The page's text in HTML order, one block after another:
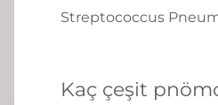
Streptococcus
Kaç çeşit